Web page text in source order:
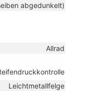
abgedunkelt)
Allrad
Leichtmetallfelge